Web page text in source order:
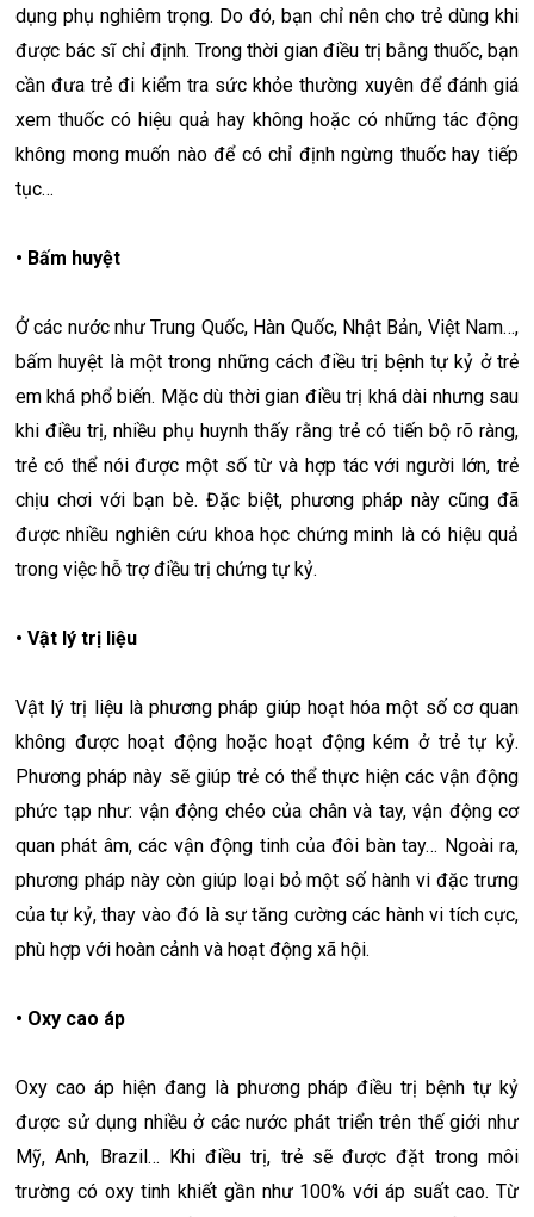
dụng phụ nghiêm trọng. Do đó, bạn chỉ nên cho trẻ dùng khi
được bác sĩ chỉ định. Trong thời gian điều trị bằng thuốc, bạn
cần đưa trẻ đi kiểm tra sức khỏe thường xuyên để đánh giá
xem thuốc có hiệu quả hay không hoặc có những tác động
không mong muốn nào để có chỉ định ngừng thuốc hay tiếp
tục…
• Bấm huyệt
Ở các nước như Trung Quốc, Hàn Quốc, Nhật Bản, Việt Nam…,
bấm huyệt là một trong những cách điều trị bệnh tự kỷ ở trẻ
em khá phổ biến. Mặc dù thời gian điều trị khá dài nhưng sau
khi điều trị, nhiều phụ huynh thấy rằng trẻ có tiến bộ rõ ràng,
trẻ có thể nói được một số từ và hợp tác với người lớn, trẻ
chịu chơi với bạn bè. Đặc biệt, phương pháp này cũng đã
được nhiều nghiên cứu khoa học chứng minh là có hiệu quả
trong việc hỗ trợ điều trị chứng tự kỷ.
• Vật lý trị liệu
Vật lý trị liệu là phương pháp giúp hoạt hóa một số cơ quan
không được hoạt động hoặc hoạt động kém ở trẻ tự kỷ.
Phương pháp này sẽ giúp trẻ có thể thực hiện các vận động
phức tạp như: vận động chéo của chân và tay, vận động cơ
quan phát âm, các vận động tinh của đôi bàn tay… Ngoài ra,
phương pháp này còn giúp loại bỏ một số hành vi đặc trưng
của tự kỷ, thay vào đó là sự tăng cường các hành vi tích cực,
phù hợp với hoàn cảnh và hoạt động xã hội.
• Oxy cao áp
Oxy cao áp hiện đang là phương pháp điều trị bệnh tự kỷ
được sử dụng nhiều ở các nước phát triển trên thế giới như
Mỹ, Anh, Brazil… Khi điều trị, trẻ sẽ được đặt trong môi
trường có oxy tinh khiết gần như 100% với áp suất cao. Từ